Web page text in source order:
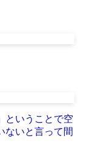
ということで空
ないと言って間